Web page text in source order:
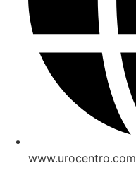
www.urocentro.com